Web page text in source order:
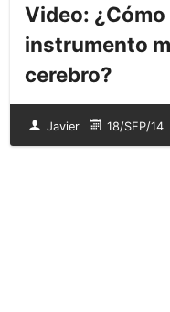
Video:
instrumento
cerebro?
Javier 18/SEP/14